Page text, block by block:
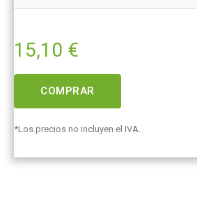
15,10 €
COMPRAR
*Los precios no incluyen el IVA.